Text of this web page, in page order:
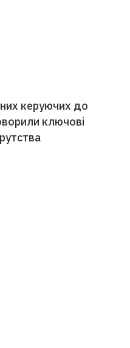
керуючих до
ключові